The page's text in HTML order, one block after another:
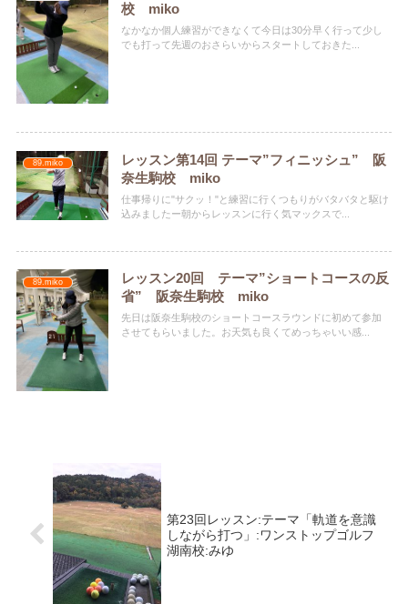
校 miko
なかなか個人練習ができなくて今日は30分早く行って少し
でも打って先週のおさらいからスタートしておきた...
89.miko
レッスン第14回 テーマ”フィニッシュ” 阪
奈生駒校 miko
仕事帰りに"サクッ！"と練習に行くつもりがバタバタと駆け
込みましたー朝からレッスンに行く気マックスで...
89.miko
レッスン20回 テーマ”ショートコースの反
省” 阪奈生駒校 miko
先日は阪奈生駒校のショートコースラウンドに初めて参加
させてもらいました。お天気も良くてめっちゃいい感...
第23回レッスン:テーマ「軌道を意識
しながら打つ」:ワンストップゴルフ
湖南校:みゆ